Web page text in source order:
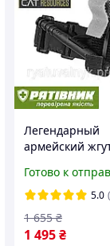
Легендарный
армейский
Gen 7).
100% США. НЕ
(ТЖТ)
Готово к
5.0
1 495₴
1 655 ₴